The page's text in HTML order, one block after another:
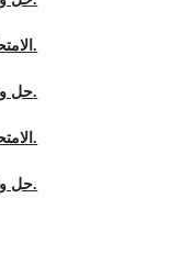
الامتحان الثاني.
حل وإجابات الامتحان الثاني.
الامتحان الثالث.
حل وإجابات الامتحان الثالث.